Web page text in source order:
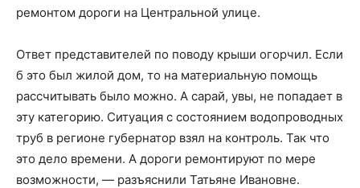
ремонтом дороги на Центральной улице.
Ответ представителей по поводу крыши огорчил. Если
б это был жилой дом, то на материальную помощь
рассчитывать было можно. А сарай, увы, не попадает в
эту категорию. Ситуация с состоянием водопроводных
труб в регионе губернатор взял на контроль. Так что
это дело времени. А дороги ремонтируют по мере
возможности, — разъяснили Татьяне Ивановне.